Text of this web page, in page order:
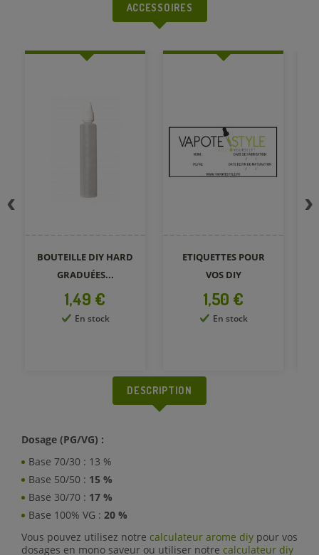
ACCESSOIRES
BOUTEILLE DIY HARD
GRADUÉES...
Prix
1,49 €
En stock
ETIQUETTES POUR
VOS DIY
Prix
1,50 €
En stock
DESCRIPTION
Dosage (PG/VG) :
Base 70/30 : 13 %
Base 50/50 : 15 %
Base 30/70 : 17 %
Base 100% VG : 20 %
Vous pouvez utilisez notre calculateur arome diy pour vos
dosages en mono saveur ou utiliser notre calculateur diy